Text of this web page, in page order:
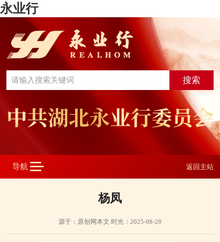
永业行
返回主站
杨凤
源于：原创网本文 时光：2025-08-28